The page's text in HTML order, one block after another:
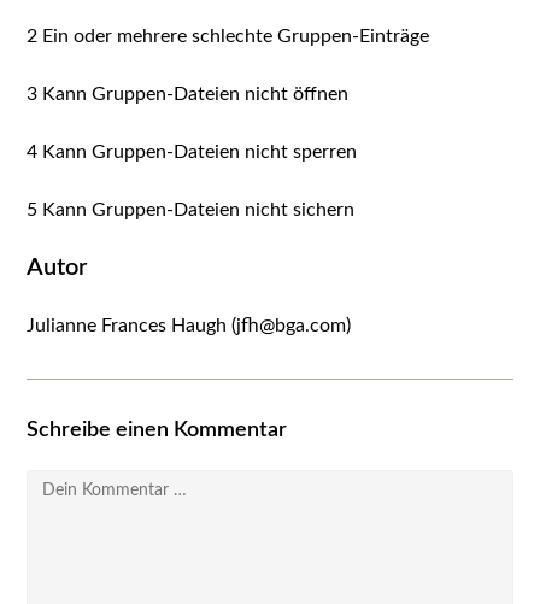
2 Ein oder mehrere schlechte Gruppen-Einträge
3 Kann Gruppen-Dateien nicht öffnen
4 Kann Gruppen-Dateien nicht sperren
5 Kann Gruppen-Dateien nicht sichern
Autor
Julianne Frances Haugh (jfh@bga.com)
Schreibe einen Kommentar
Kommentar